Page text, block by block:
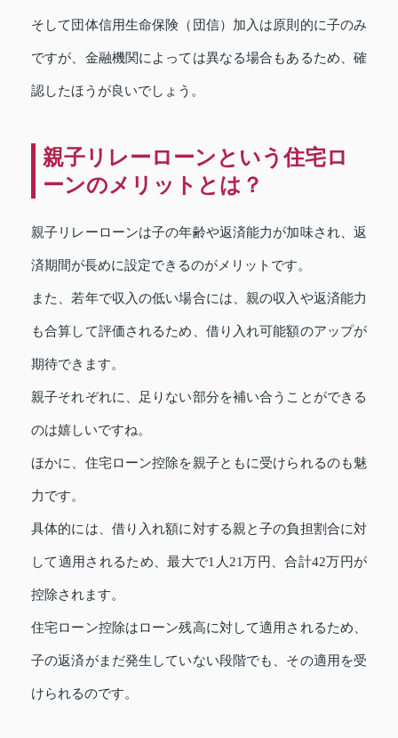
そして団体信用生命保険（団信）加入は原則的に子のみ
ですが、金融機関によっては異なる場合もあるため、確
認したほうが良いでしょう。
親子リレーローンという住宅ロ
ーンのメリットとは？
親子リレーローンは子の年齢や返済能力が加味され、返
済期間が長めに設定できるのがメリットです。
また、若年で収入の低い場合には、親の収入や返済能力
も合算して評価されるため、借り入れ可能額のアップが
期待できます。
親子それぞれに、足りない部分を補い合うことができる
のは嬉しいですね。
ほかに、住宅ローン控除を親子ともに受けられるのも魅
力です。
具体的には、借り入れ額に対する親と子の負担割合に対
して適用されるため、最大で1人21万円、合計42万円が
控除されます。
住宅ローン控除はローン残高に対して適用されるため、
子の返済がまだ発生していない段階でも、その適用を受
けられるのです。